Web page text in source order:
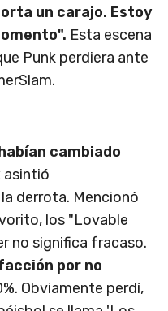
un carajo. Estoy
Esta escena
Punk perdiera ante
cambiado
asintió
derrota. Mencionó
los "Lovable
no significa fracaso.
por no
Obviamente perdí,